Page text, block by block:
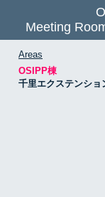
Meeting
Areas
OSIPP棟
千里エクステンショ